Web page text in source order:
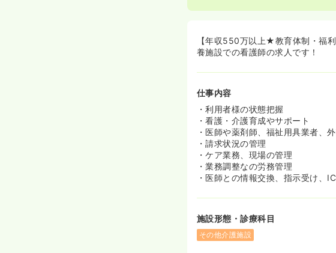
◆入社して半年経過の有給を待
◆退職金も相場より高い基準とな
【年収550万以上★教育体制・福
養施設での看護師の求人です！
仕事内容
・利用者様の状態把握
・看護・介護育成やサポート
・医師や薬剤師、福祉用具業者、
・請求状況の管理
・ケア業務、現場の管理
・業務調整なの労務管理
・医師との情報交換、指示受け、
施設形態・診療科目
その他介護施設